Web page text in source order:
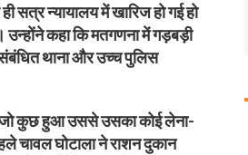
सत्र न्यायालय में खारिज हो गई हो
कहा कि मतगणना में गड़बड़ी
थाना और उच्च पुलिस
जो कुछ हुआ उससे उसका कोई लेना-
चावल घोटाला ने राशन दुकान